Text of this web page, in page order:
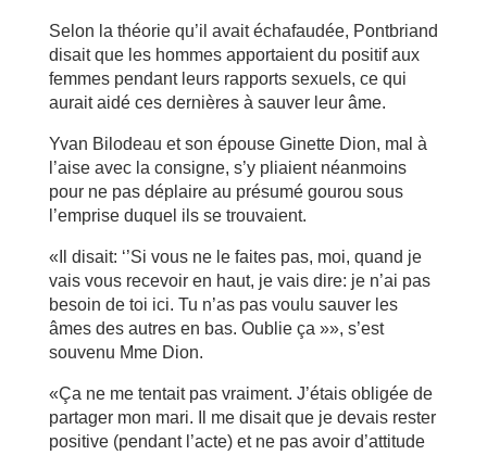
Selon la théorie qu’il avait échafaudée, Pontbriand
disait que les hommes apportaient du positif aux
femmes pendant leurs rapports sexuels, ce qui
aurait aidé ces dernières à sauver leur âme.
Yvan Bilodeau et son épouse Ginette Dion, mal à
l’aise avec la consigne, s’y pliaient néanmoins
pour ne pas déplaire au présumé gourou sous
l’emprise duquel ils se trouvaient.
«Il disait: ‘’Si vous ne le faites pas, moi, quand je
vais vous recevoir en haut, je vais dire: je n’ai pas
besoin de toi ici. Tu n’as pas voulu sauver les
âmes des autres en bas. Oublie ça »», s’est
souvenu Mme Dion.
«Ça ne me tentait pas vraiment. J’étais obligée de
partager mon mari. Il me disait que je devais rester
positive (pendant l’acte) et ne pas avoir d’attitude